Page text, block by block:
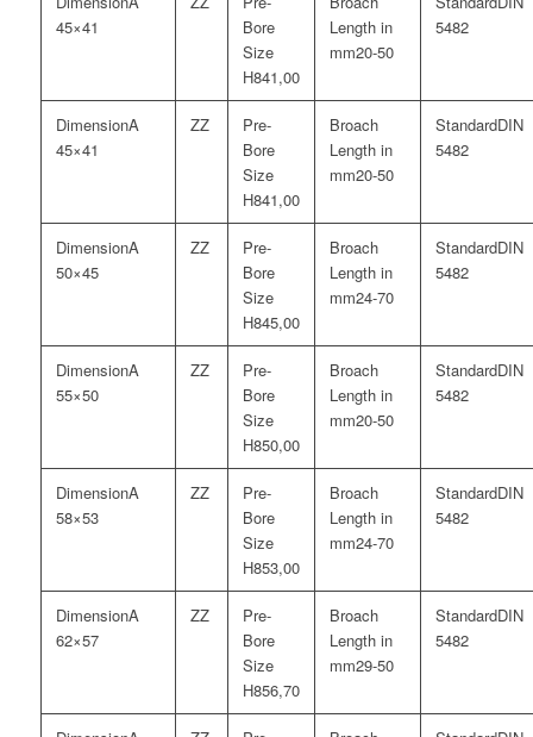
45×41
41,00
20-50
5482
A
45×41
41,00
20-50
DIN
5482
A
50×45
45,00
24-70
DIN
5482
A
55×50
50,00
20-50
DIN
5482
A
58×53
53,00
24-70
DIN
5482
A
62×57
56,70
29-50
DIN
5482